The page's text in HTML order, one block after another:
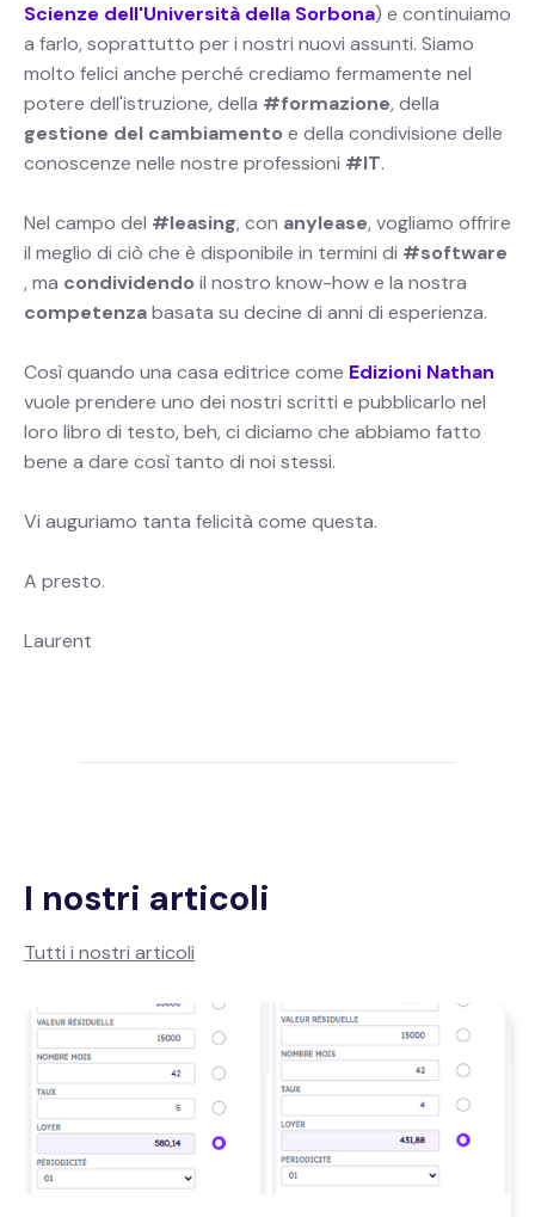
Scienze dell'Università della Sorbona) e continuiamo
a farlo, soprattutto per i nostri nuovi assunti. Siamo
molto felici anche perché crediamo fermamente nel
potere dell'istruzione, della #formazione, della
gestione del cambiamento e della condivisione delle
conoscenze nelle nostre professioni #IT.
Nel campo del #leasing, con anylease, vogliamo offrire
il meglio di ciò che è disponibile in termini di #software
, ma condividendo il nostro know-how e la nostra
competenzabasata su decine di anni di esperienza.
Così quando una casa editrice come Edizioni Nathan
vuole prendere uno dei nostri scritti e pubblicarlo nel
loro libro di testo, beh, ci diciamo che abbiamo fatto
bene a dare così tanto di noi stessi.
Vi auguriamo tanta felicità come questa.
A presto.
Laurent
I nostri articoli
Tutti i nostri articoli